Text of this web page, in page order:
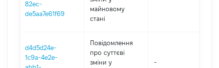
82ec-
de5aa7e61f69
майновому
стані
d4d5d24e-
1c9a-4e2e-
Повідомлення
про суттєві
зміни y
-